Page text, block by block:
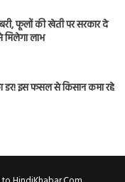
फूलों की खेती पर सरकार दे
मिलेगा लाभ
डर! इस फसल से किसान कमा रहे